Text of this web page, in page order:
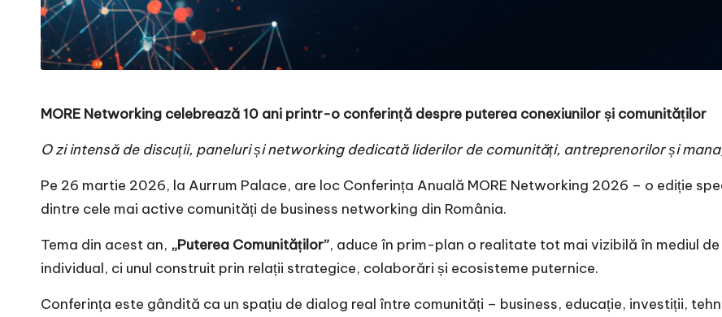
MORE Networking celebrează 10 ani printr-o conferință despre puterea conexiunilor și comunităților
O zi intensă de discuții, paneluri și networking dedicată liderilor de comunități, antreprenorilor și
Pe 26 martie 2026, la Aurrum Palace, are loc Conferința Anuală MORE Networking 2026 – o ediție
dintre cele mai active comunități de business networking din România.
Tema din acest an, „Puterea Comunităților”, aduce în prim-plan o realitate tot mai vizibilă în mediul de
individual, ci unul construit prin relații strategice, colaborări și ecosisteme puternice.
Conferința este gândită ca un spațiu de dialog real între comunități – business, educație, investiții,